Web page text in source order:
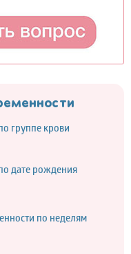
группе крови
дате рождения
по неделям